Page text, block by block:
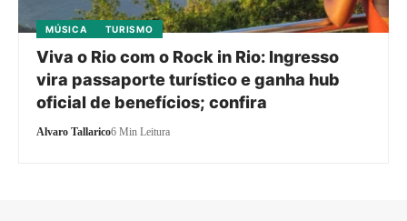
MÚSICA TURISMO
Viva o Rio com o Rock in Rio: Ingresso
vira passaporte turístico e ganha hub
oficial de benefícios; confira
Alvaro Tallarico6 Min Leitura